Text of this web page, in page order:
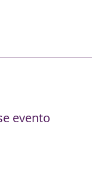
evento